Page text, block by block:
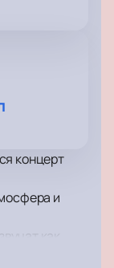
концерт
и
как